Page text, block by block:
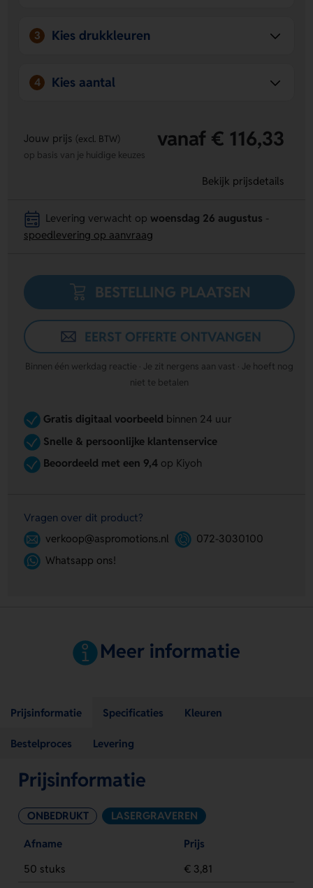
3 Kies drukkleuren
4 Kies aantal
Jouw prijs (excl. BTW) vanaf € 116,33
op basis van je huidige keuzes
Bekijk prijsdetails
Levering verwacht op woensdag 26 augustus
spoedlevering op aanvraag
BESTELLING PLAATSEN
EERST OFFERTE ONTVANGEN
Binnen één werkdag reactie · Je zit nergens aan vast · Je hoeft nog
niet te betalen
Gratis digitaal voorbeeld binnen 24 uur
Snelle & persoonlijke klantenservice
Beoordeeld met een 9,4op Kiyoh
Vragen over dit product?
verkoop@aspromotions.nl
072-3030100
Whatsapp ons!
Meer informatie
Prijsinformatie Specificaties Kleuren
Bestelproces Levering
Prijsinformatie
ONBEDRUKT LASERGRAVEREN
Afname
Prijs
50 stuks
€ 3,81